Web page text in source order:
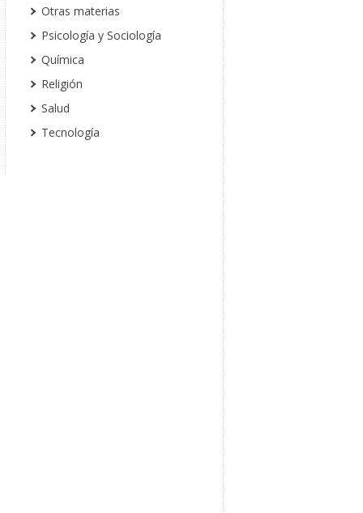
Otras materias
Psicología y Sociología
Química
Religión
Salud
Tecnología